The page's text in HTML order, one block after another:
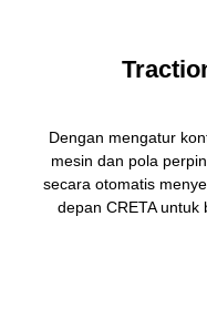
Dengan mengatur
mesin dan pola
secara otomatis
depan CRETA untuk